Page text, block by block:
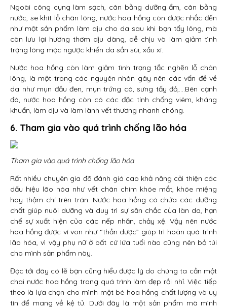
Ngoài công cụng làm sạch, cân bằng dưỡng ẩm, cân bằng
nước, se khít lỗ chân lông, nước hoa hồng còn được nhắc đến
như một sản phẩm làm dịu cho da sau khi bạn tẩy lông, mà
còn lưu lại hương thơm dịu dàng, dễ chịu và làm giảm tình
trạng lông mọc ngược khiến da sần sùi, xấu xí.
Nước hoa hồng còn làm giảm tình trạng tắc nghẽn lỗ chân
lông, là một trong các nguyên nhân gây nên các vấn đề về
da như mụn đầu đen, mụn trứng cá, sưng tấy đỏ,….Bên cạnh
đó, nước hoa hồng còn có các đặc tính chống viêm, kháng
khuẩn, làm dịu và làm lành vết thương nhanh chóng.
6. Tham gia vào quá trình chống lão hóa
Tham gia vào quá trình chống lão hóa
Rất nhiều chuyên gia đã đánh giá cao khả năng cải thiện các
dấu hiệu lão hóa như vết chân chim khóe mắt, khóe miệng
hay thậm chí trên trán. Nước hoa hồng có chứa các dưỡng
chất giúp nuôi dưỡng và duy trì sự săn chắc của làn da, hạn
chế sự xuất hiện của các nếp nhăn, chảy xệ. Vậy nên nước
hoa hồng được ví von như “thần dược” giúp trì hoãn quá trình
lão hóa, vì vậy phụ nữ ở bất cứ lứa tuổi nào cũng nên bỏ túi
cho mình sản phẩm này.
Đọc tới đây có lẽ bạn cũng hiểu được lý do chúng ta cần một
chai nước hoa hồng trong quá trình làm đẹp rồi nhỉ. Việc tiếp
theo là lựa chọn cho mình một bé hoa hồng chất lượng và uy
tín để mang về kệ tủ. Dưới đây là một sản phẩm mà mình